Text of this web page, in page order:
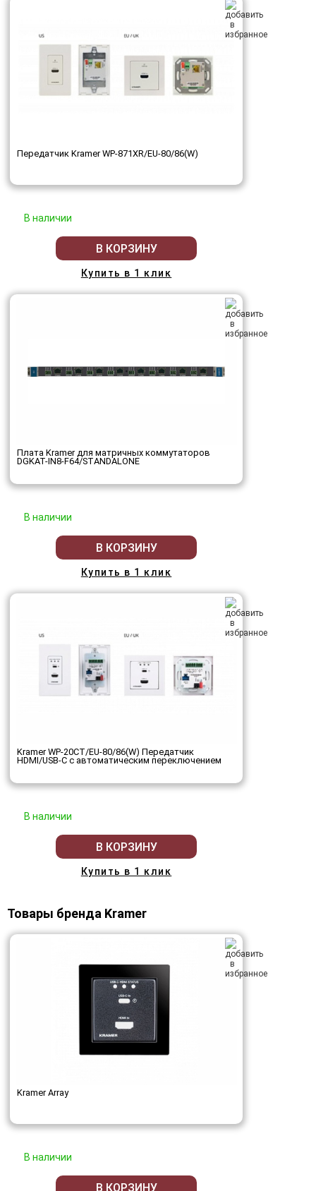
Передатчик Kramer WP-871XR/EU-80/86(W)
В наличии
В КОРЗИНУ
Купить в 1 клик
Плата Kramer для матричных коммутаторов
DGKAT-IN8-F64/STANDALONE
В наличии
В КОРЗИНУ
Купить в 1 клик
Kramer WP-20CT/EU-80/86(W) Передатчик
HDMI/USB-C с автоматическим переключением
В наличии
В КОРЗИНУ
Купить в 1 клик
Товары бренда Kramer
Kramer Array
В наличии
В КОРЗИНУ